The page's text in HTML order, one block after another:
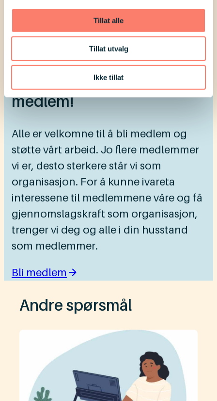
Tillat alle
Tillat utvalg
Ikke tillat
Les om omsorgsstønad på
Helsenorge.no
Vi trenger deg som
medlem!
Alle er velkomne til å bli medlem og
støtte vårt arbeid. Jo flere medlemmer
vi er, desto sterkere står vi som
organisasjon. For å kunne ivareta
interessene til medlemmene våre og få
gjennomslagskraft som organisasjon,
trenger vi deg og alle i din husstand
som medlemmer.
Bli medlem
Andre spørsmål